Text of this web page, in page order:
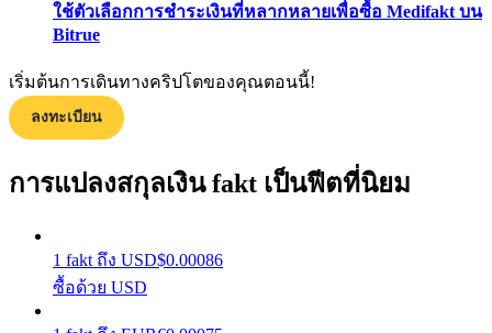
ได้รับ
ใช้ตัวเลือกการชำระเงินที่หลากหลายเพื่อซื้อ Medifakt บน
Bitrue
เริ่มต้นการเดินทางคริปโตของคุณตอนนี้!
ลงทะเบียน
การแปลงสกุลเงิน fakt เป็นฟีตที่นิยม
1 fakt ถึง USD$0.00086
ซื้อด้วย USD